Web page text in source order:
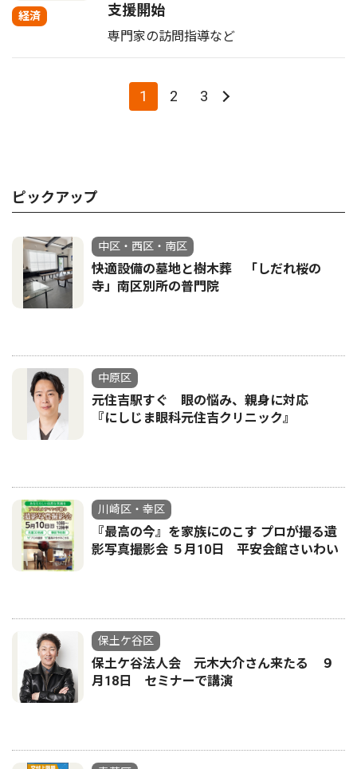
経済
支援開始
専門家の訪問指導など
1 2 3
ピックアップ
中区・西区・南区
快適設備の墓地と樹木葬 「しだれ桜の
寺」南区別所の普門院
中原区
元住吉駅すぐ 眼の悩み、親身に対応
『にしじま眼科元住吉クリニック』
川崎区・幸区
『最高の今』を家族にのこす プロが撮る遺
影写真撮影会 ５月10日 平安会館さいわい
保土ケ谷区
保土ケ谷法人会 元木大介さん来たる ９
月18日 セミナーで講演